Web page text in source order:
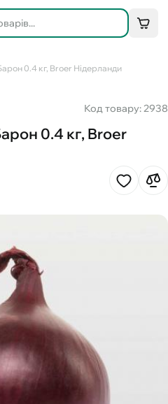
0.4 кг, Broer Нідерланди
Код товару: 2938
0.4 кг, Broer